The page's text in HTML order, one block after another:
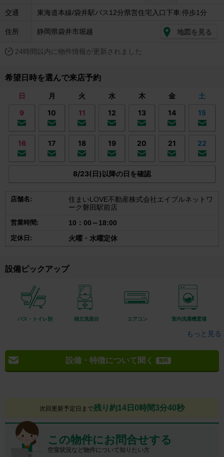
交通 東海道本線/袋井駅バス12分県営住宅入口下車:停歩1分
住所 静岡県袋井市堀越 地図を見る
24時間以内に物件情報が更新されました
希望日時を選んで来店予約
日 月 火 水 木 金
土
9
10 11 12 13 14 15
16 17 18 19 20 21 22
8/23(日)以降の日を確認
店舗名:
住まいLOVE不動産株式会社エイブルネットワ
ーク磐田駅前店
営業時間: 10：00～18:00
定休日: 火曜・水曜定休
設備ピックアップ
バス・トイレ別 独立洗面台 エアコン 室内洗濯機置場
もっと見る
設備・特徴について聞く 無料
次回更新予定日まで残り約14日0時間3分39秒
この物件にお問合せする
空室状況など物件について知りたい方